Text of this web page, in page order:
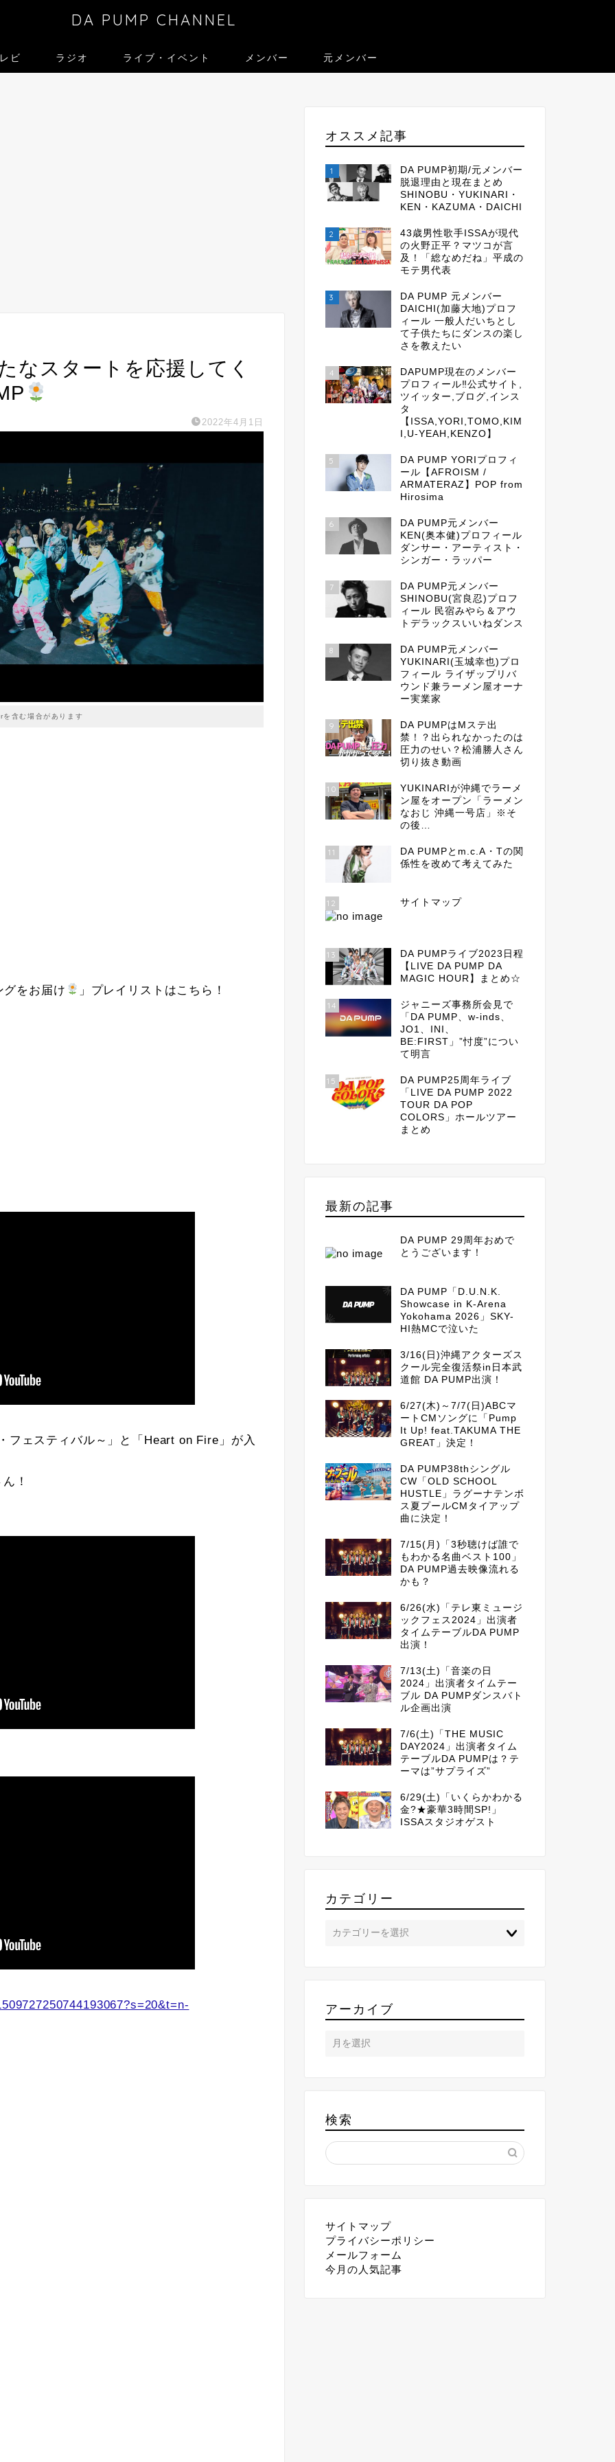
DA PUMP CHANNEL
ビ ラジオ ライブ・イベント メンバー 元メンバー
なスタートを応援してく
2022年4月1日
を含む場合があります
グをお届け 」プレイリストはこちら！
フェスティバル～」と「Heart on Fire」が入
！
オススメ記事
1
DA PUMP初期/元メンバー
脱退理由と現在まとめ
SHINOBU・YUKINARI・
KEN・KAZUMA・DAICHI
2
43歳男性歌手ISSAが現代
の火野正平？マツコが言
及！「総なめだね」平成の
モテ男代表
3
DA PUMP 元メンバー
DAICHI(加藤大地)プロフ
ィール 一般人だいちとし
て子供たちにダンスの楽し
さを教えたい
4
DAPUMP現在のメンバー
プロフィール‼公式サイト,
ツイッター,ブログ,インス
タ
【ISSA,YORI,TOMO,KIM
I,U-YEAH,KENZO】
5
DA PUMP YORIプロフィ
ール【AFROISM /
ARMATERAZ】POP from
Hirosima
6
DA PUMP元メンバー
KEN(奥本健)プロフィール
ダンサー・アーティスト・
シンガー・ラッパー
7
DA PUMP元メンバー
SHINOBU(宮良忍)プロフ
ィール 民宿みやら＆アウ
トデラックスいいねダンス
8
DA PUMP元メンバー
YUKINARI(玉城幸也)プロ
フィール ライザップリバ
ウンド兼ラーメン屋オーナ
ー実業家
9
DA PUMPはMステ出
禁！？出られなかったのは
圧力のせい？松浦勝人さん
切り抜き動画
10
YUKINARIが沖縄でラーメ
ン屋をオープン「ラーメン
なおじ 沖縄一号店」※そ
の後…
11
DA PUMPとm.c.A・Tの関
係性を改めて考えてみた
12 サイトマップ
13
DA PUMPライブ2023日程
【LIVE DA PUMP DA
MAGIC HOUR】まとめ☆
14
ジャニーズ事務所会見で
「DA PUMP、w-inds、
JO1、INI、
BE:FIRST」”忖度”につい
て明言
15
DA PUMP25周年ライブ
「LIVE DA PUMP 2022
TOUR DA POP
COLORS」ホールツアー
まとめ
最新の記事
DA PUMP 29周年おめで
とうございます！
DA PUMP「D.U.N.K.
Showcase in K-Arena
Yokohama 2026」SKY-
HI熱MCで泣いた
3/16(日)沖縄アクターズス
クール完全復活祭in日本武
道館 DA PUMP出演！
6/27(木)～7/7(日)ABCマ
ートCMソングに「Pump
It Up! feat.TAKUMA THE
GREAT」決定！
DA PUMP38thシングル
CW「OLD SCHOOL
HUSTLE」ラグーナテンボ
ス夏プールCMタイアップ
曲に決定！
7/15(月)「3秒聴けば誰で
もわかる名曲ベスト100」
DA PUMP過去映像流れる
かも？
6/26(水)「テレ東ミュージ
ックフェス2024」出演者
タイムテーブルDA PUMP
出演！
7/13(土)「音楽の日
2024」出演者タイムテー
ブル DA PUMPダンスバト
ル企画出演
7/6(土)「THE MUSIC
DAY2024」出演者タイム
テーブルDA PUMPは？テ
ーマは”サプライズ”
6/29(土)「いくらかわかる
金?★豪華3時間SP!」
ISSAスタジオゲスト
カテゴリー
アーカイブ
検索
サイトマップ
プライバシーポリシー
メールフォーム
今月の人気記事